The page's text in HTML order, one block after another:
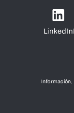
LinkedIn